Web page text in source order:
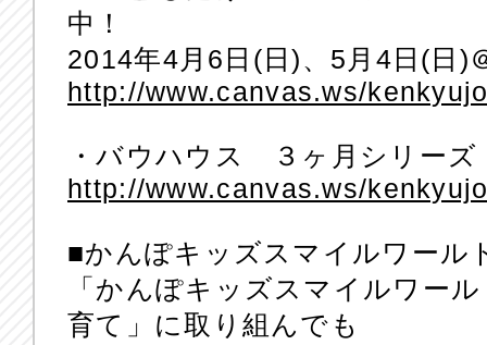
中！
2014年4月6日(日)、5月4日(日)
http://www.canvas.ws/
・バウハウス ３ヶ月シリーズ
http://www.canvas.ws/
■かんぽキッズスマイルワール
「かんぽキッズスマイルワー
育て」に取り組んでも